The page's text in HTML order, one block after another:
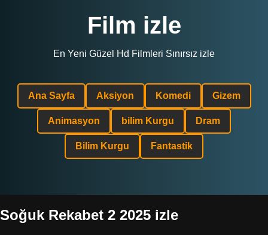
Film izle
En Yeni Güzel Hd Filmleri Sınırsız izle
Ana Sayfa Aksiyon Komedi Gizem
Animasyon bilim Kurgu Dram
Bilim Kurgu Fantastik
Soğuk Rekabet 2 2025 izle